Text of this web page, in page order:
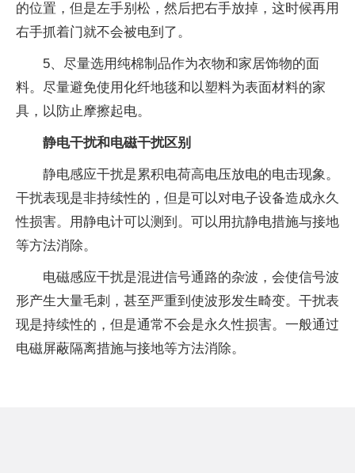
的位置，但是左手别松，然后把右手放掉，这时候再用
右手抓着门就不会被电到了。
5、尽量选用纯棉制品作为衣物和家居饰物的面
料。尽量避免使用化纤地毯和以塑料为表面材料的家
具，以防止摩擦起电。
静电干扰和电磁干扰区别
静电感应干扰是累积电荷高电压放电的电击现象。
干扰表现是非持续性的，但是可以对电子设备造成永久
性损害。用静电计可以测到。可以用抗静电措施与接地
等方法消除。
电磁感应干扰是混进信号通路的杂波，会使信号波
形产生大量毛刺，甚至严重到使波形发生畸变。干扰表
现是持续性的，但是通常不会是永久性损害。一般通过
电磁屏蔽隔离措施与接地等方法消除。